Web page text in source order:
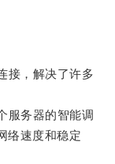
，解决了许多
务器的智能调
络速度和稳定